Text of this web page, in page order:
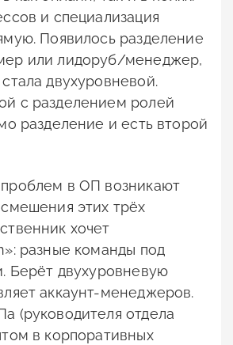
и специализация
Появилось разделение
или лидоруб/менеджер,
двухуровневой.
с разделением ролей
разделение и есть второй
в ОП возникают
этих трёх
хочет
разные команды под
Берёт двухуровневую
аккаунт-менеджеров.
(руководителя отдела
в корпоративных